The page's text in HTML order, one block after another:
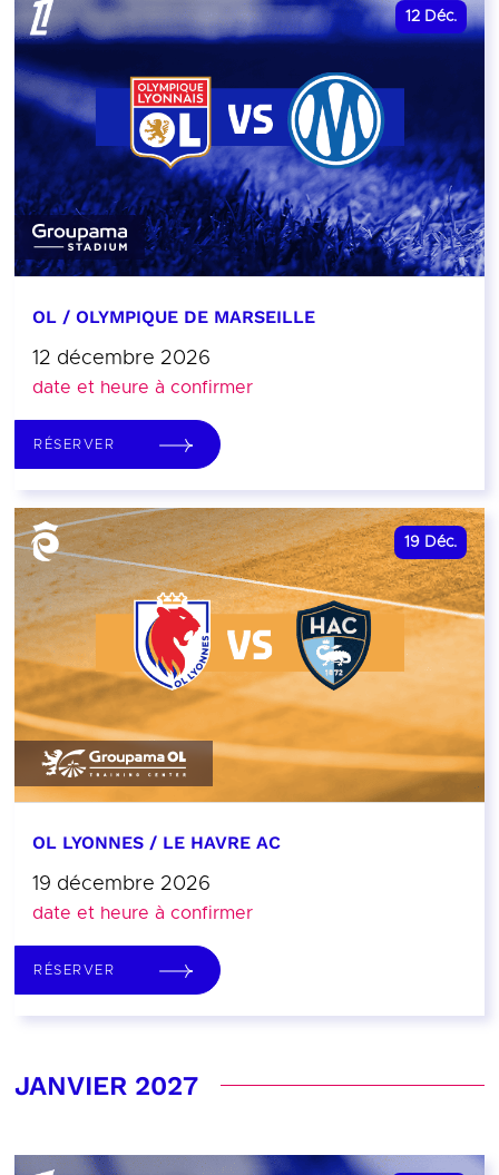
12 Déc.
OL / OLYMPIQUE DE MARSEILLE
12 décembre 2026
date et heure à confirmer
RÉSERVER
19 Déc.
OL LYONNES / LE HAVRE AC
19 décembre 2026
date et heure à confirmer
RÉSERVER
JANVIER 2027